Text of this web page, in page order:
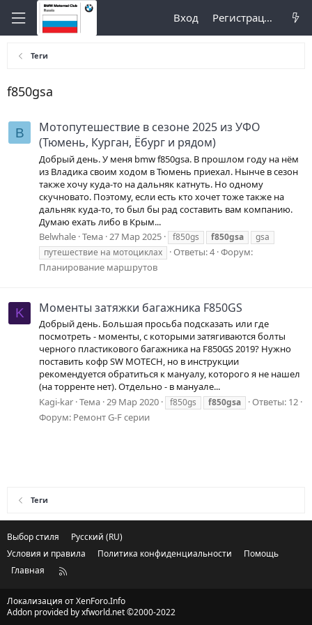
Вход Регистрация
Теги
f850gsa
B
Мотопутешествие в сезоне 2025 из УФО
(Тюмень, Курган, Ёбург и рядом)
Добрый день. У меня bmw f850gsa. В прошлом году на нём
из Владика своим ходом в Тюмень приехал. Нынче в сезон
также хочу куда-то на дальняк катнуть. Но одному
скучновато. Поэтому, если есть кто хочет тоже также на
дальняк куда-то, то был бы рад составить вам компанию.
Думаю ехать либо в Крым...
Belwhale Тема 27 Мар 2025 f850gs f850gsa
gsa
путешествие на мотоциклах
Ответы: 4 Форум:
Планирование маршрутов
K Моменты затяжки багажника F850GS
Добрый день. Большая просьба подсказать или где
посмотреть - моменты, с которыми затягиваются болты
черного пластикового багажника на F850GS 2019? Нужно
поставить кофр SW MOTECH, но в инструкции
рекомендуется обратиться к мануалу, которого я не нашел
(на торренте нет). Отдельно - в мануале...
Kagi-kar Тема 29 Мар 2020 f850gs f850gsa
Ответы: 12
Форум: Ремонт G-F серии
Теги
Выбор стиля
Русский (RU)
Условия и правила
Политика конфиденциальности
Помощь
Главная
R
Локализация отXenForo.Info
Addon provided by xfworld.net ©2000-2022